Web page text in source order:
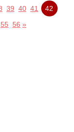
39 40 41
42
55 56 »